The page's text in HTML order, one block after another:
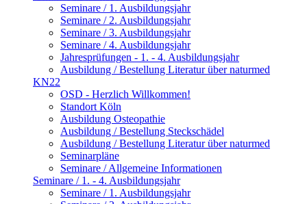
Seminare / 1. Ausbildungsjahr
Seminare / 2. Ausbildungsjahr
Seminare / 3. Ausbildungsjahr
Seminare / 4. Ausbildungsjahr
Jahresprüfungen - 1. - 4. Ausbildungsjahr
Ausbildung / Bestellung Literatur über naturmed
KN22
OSD - Herzlich Willkommen!
Standort Köln
Ausbildung Osteopathie
Ausbildung / Bestellung Steckschädel
Ausbildung / Bestellung Literatur über naturmed
Seminarpläne
Seminare / Allgemeine Informationen
Seminare / 1. - 4. Ausbildungsjahr
Seminare / 1. Ausbildungsjahr